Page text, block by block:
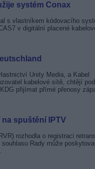
systém Conax
s vlastníkem kódovacího
v digitální placené
Unity Media, a Kabel
kabelové sítě, chtějí
přijímat přímé přenosy
spuštění IPTV
rozhodla o registraci
Rady může